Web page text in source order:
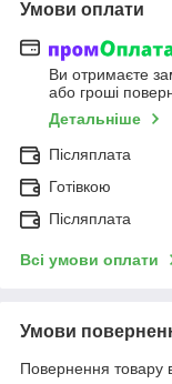
Умови оплати
Ви отримаєте
або гроші
Детальніше
Післяплата
Готівкою
Післяплата
Всі умови оплати
Умови
Повернення товару